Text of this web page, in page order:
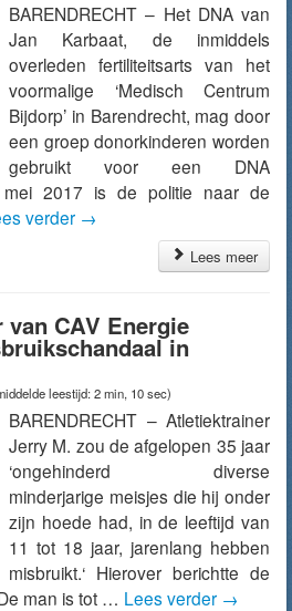
BARENDRECHT – Het DNA van
Jan Karbaat, de inmiddels
overleden fertiliteitsarts van het
voormalige ‘Medisch Centrum
Bijdorp’ in Barendrecht, mag door
een groep donorkinderen worden
gebruikt voor een DNA
mei 2017 is de politie naar de
verder →
Lees meer
CAV Energie
in
leestijd: 2 min, 10 sec)
BARENDRECHT – Atletiektrainer
Jerry M. zou de afgelopen 35 jaar
‘ongehinderd diverse
minderjarige meisjes die hij onder
zijn hoede had, in de leeftijd van
11 tot 18 jaar, jarenlang hebben
misbruikt.‘ Hierover berichtte de
man is tot … Lees verder →